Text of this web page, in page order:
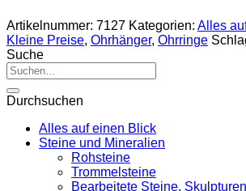
Artikelnummer: 7127 Kategorien: Alles
Kleine Preise, Ohrhänger, Ohrringe
Suche
Suche
nach:
Durchsuchen
Alles auf einen Blick
Steine und Mineralien
Rohsteine
Trommelsteine
Bearbeitete Steine, Skulpturen